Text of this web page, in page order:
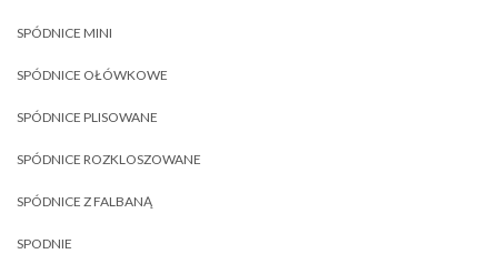
SPÓDNICE MINI
SPÓDNICE OŁÓWKOWE
SPÓDNICE PLISOWANE
SPÓDNICE ROZKLOSZOWANE
SPÓDNICE Z FALBANĄ
SPODNIE